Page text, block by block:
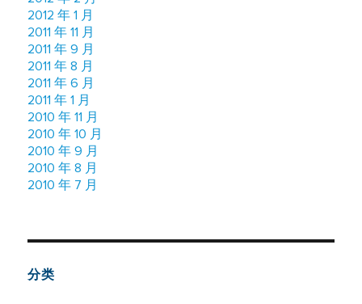
2012 年 1 月
2011 年 11 月
2011 年 9 月
2011 年 8 月
2011 年 6 月
2011 年 1 月
2010 年 11 月
2010 年 10 月
2010 年 9 月
2010 年 8 月
2010 年 7 月
分类